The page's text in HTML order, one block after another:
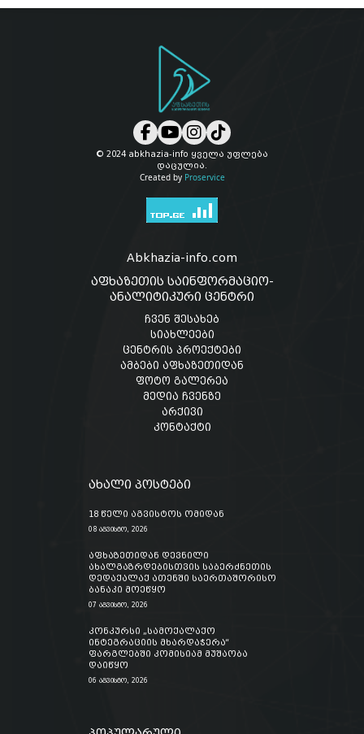
© 2024 abkhazia-info ყველა უფლება
დაცულია.
Created by Proservice
Abkhazia-info.com
აფხაზეთის საინფორმაციო-
ანალიტიკური ცენტრი
ჩვენ შესახებ
სიახლეები
ცენტრის პროექტები
ამბები აფხაზეთიდან
ფოტო გალერეა
მედია ჩვენზე
არქივი
კონტაქტი
ახალი პოსტები
18 წელი აგვისტოს ომიდან
08 აგვისტო, 2026
აფხაზეთიდან დევნილი
ახალგაზრდებისთვის საბერძნეთის
დედაქალაქ ათენში საერთაშორისო
ბანაკი მოეწყო
07 აგვისტო, 2026
კონკურსი „სამოქალაქო
ინტეგრაციის მხარდაჭერა“
ფარგლებში კომისიამ მუშაობა
დაიწყო
06 აგვისტო, 2026